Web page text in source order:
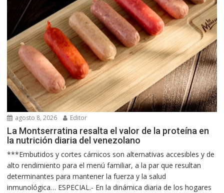
agosto 8, 2026 Editor
La Montserratina resalta el valor de la proteína en
la nutrición diaria del venezolano
***Embutidos y cortes cárnicos son alternativas accesibles y de
alto rendimiento para el menú familiar, a la par que resultan
determinantes para mantener la fuerza y la salud
inmunológica… ESPECIAL.- En la dinámica diaria de los hogares